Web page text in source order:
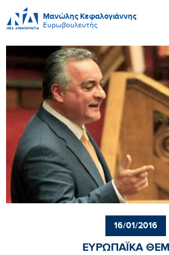
Μανώλης Κεφαλογιάννης
Ευρωβουλευτής
16/01/2016
ΕΥΡΩΠΑΪΚΑ